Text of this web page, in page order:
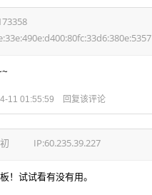
11 01:55:59 回复该评论
IP:60.235.39.227
！试试看有没有用。